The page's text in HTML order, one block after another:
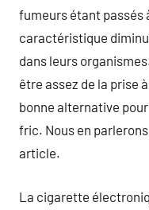
fumeurs étant passés
caractéristique
dans leurs
être assez de la prise
bonne alternative
fric. Nous en
article.
La cigarette